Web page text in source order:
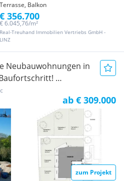
Terrasse, Balkon
Real-Treuhand Immobilien Vertriebs GmbH -
LINZ
€ 6.045,76/m²
€ 356.700
Neubauwohnungen in
ab € 309.000
zum Projekt